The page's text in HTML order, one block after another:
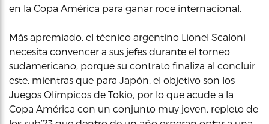
en la Copa América para ganar roce internacional.
Más apremiado, el técnico argentino Lionel Scaloni
necesita convencer a sus jefes durante el torneo
sudamericano, porque su contrato finaliza al concluir
este, mientras que para Japón, el objetivo son los
Juegos Olímpicos de Tokio, por lo que acude a la
Copa América con un conjunto muy joven, repleto de